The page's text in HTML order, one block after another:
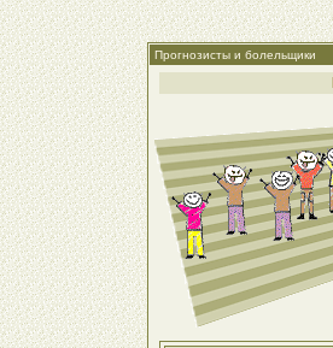
Прогнозисты и болельщики